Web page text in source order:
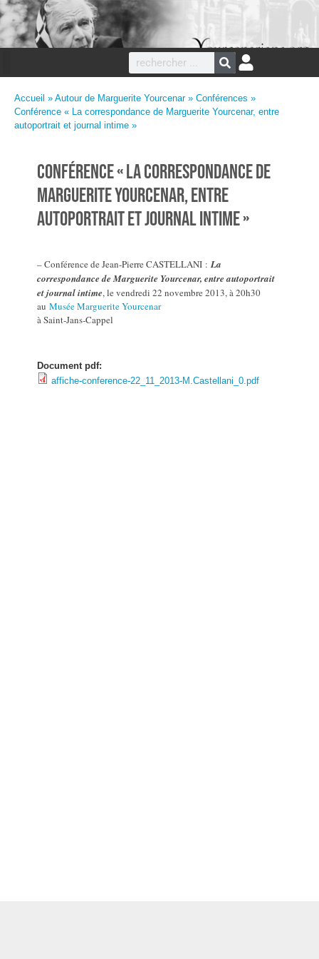
Accueil » Autour de Marguerite Yourcenar» Conférences »
Conférence « La correspondance de Marguerite Yourcenar, entre
autoportrait et journal intime »
Conférence « La correspondance de
Marguerite Yourcenar, entre
autoportrait et journal intime »
– Conférence de Jean-Pierre CASTELLANI :La
correspondance de Marguerite Yourcenar, entre autoportrait
et journal intime, le vendredi 22 novembre 2013, à 20h30
auMusée Marguerite Yourcenar
à Saint-Jans-Cappel
Document pdf:
affiche-conference-22_11_2013-M.Castellani_0.pdf